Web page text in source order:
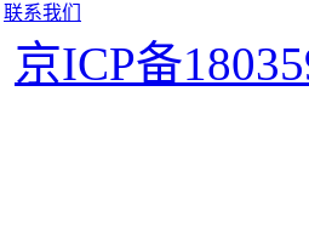
联系我们
京ICP备